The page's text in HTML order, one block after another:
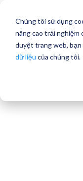
Chúng tôi sử dụng
nâng cao trải nghiệm
duyệt trang web, bạn
dữ liệu của chúng tôi.